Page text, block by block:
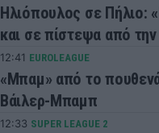
Ηλιόπουλος σε Πήλιο:
και σε πίστεψα από
12:41 EUROLEAGUE
«Μπαμ» από το
Βάιλερ-Μπαμπ
12:33 SUPER LEAGUE 2